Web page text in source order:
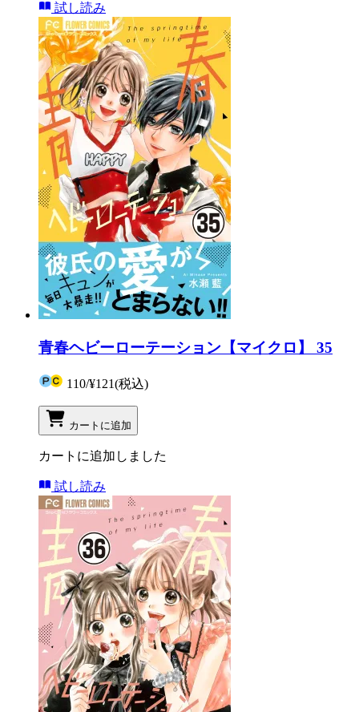
試し読み
青春ヘビーローテーション【マイクロ】 35
110/¥121(税込)
カートに追加
カートに追加しました
試し読み